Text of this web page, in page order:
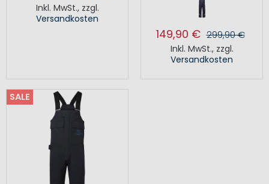
Inkl. MwSt., zzgl.
Versandkosten
149,90 € 299,90 €
Inkl. MwSt., zzgl.
Versandkosten
SALE